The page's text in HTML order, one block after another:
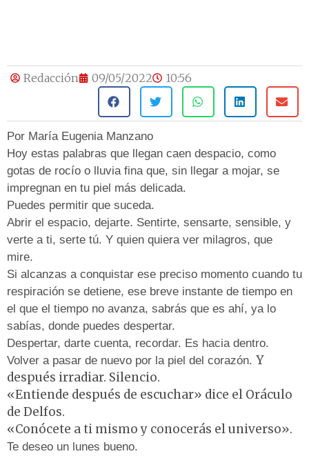
Redacción 09/05/2022 10:56
Por María Eugenia Manzano
Hoy estas palabras que llegan caen despacio, como
gotas de rocío o lluvia fina que, sin llegar a mojar, se
impregnan en tu piel más delicada.
Puedes permitir que suceda.
Abrir el espacio, dejarte. Sentirte, sensarte, sensible, y
verte a ti, serte tú. Y quien quiera ver milagros, que
mire.
Si alcanzas a conquistar ese preciso momento cuando tu
respiración se detiene, ese breve instante de tiempo en
el que el tiempo no avanza, sabrás que es ahí, ya lo
sabías, donde puedes despertar.
Despertar, darte cuenta, recordar. Es hacia dentro.
Volver a pasar de nuevo por la piel del corazón. Y
después irradiar. Silencio.
«Entiende después de escuchar» dice el Oráculo
de Delfos.
«Conócete a ti mismo y conocerás el universo».
Te deseo un lunes bueno.